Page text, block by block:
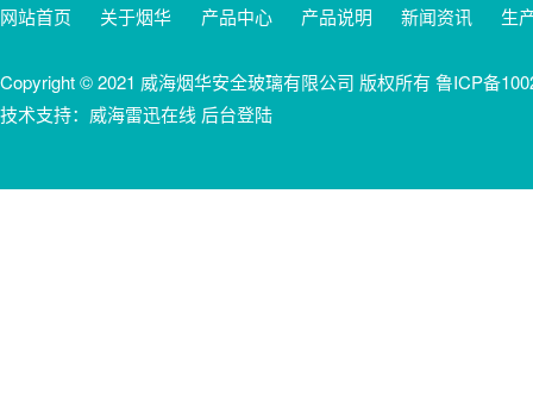
网站首页 关于烟华 产品中心 产品说明 新闻资讯 生
Copyright © 2021 威海烟华安全玻璃有限公司 版权所有 鲁ICP备
技术支持：威海雷迅在线 后台登陆